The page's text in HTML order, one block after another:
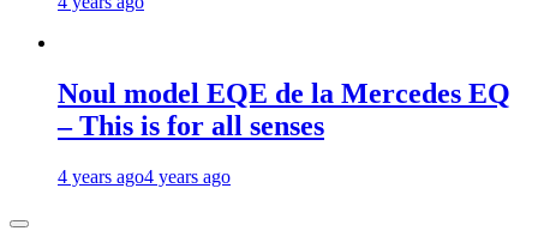
Noul model EQE de la Mercedes EQ
– This is for all senses
4 years ago4 years ago